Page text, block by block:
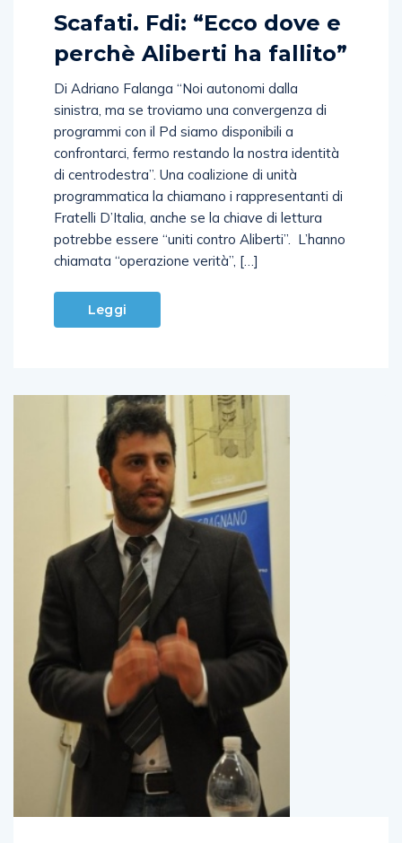
Scafati. Fdi: “Ecco dove e
perchè Aliberti ha fallito”
Di Adriano Falanga “Noi autonomi dalla
sinistra, ma se troviamo una convergenza di
programmi con il Pd siamo disponibili a
confrontarci, fermo restando la nostra identità
di centrodestra”. Una coalizione di unità
programmatica la chiamano i rappresentanti di
Fratelli D’Italia, anche se la chiave di lettura
potrebbe essere “uniti contro Aliberti”. L’hanno
chiamata “operazione verità”, […]
Leggi